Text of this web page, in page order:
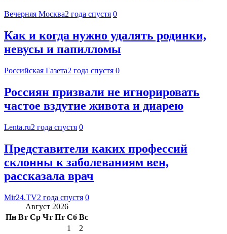
Вечерняя Москва2 года спустя 0
Как и когда нужно удалять родинки,
невусы и папилломы
Российская Газета2 года спустя 0
Россиян призвали не игнорировать
частое вздутие живота и диарею
Lenta.ru2 года спустя 0
Представители каких профессий
склонны к заболеваниям вен,
рассказала врач
Mir24.TV2 года спустя 0
Август 2026
Пн Вт Ср Чт Пт Сб Вс
1
2